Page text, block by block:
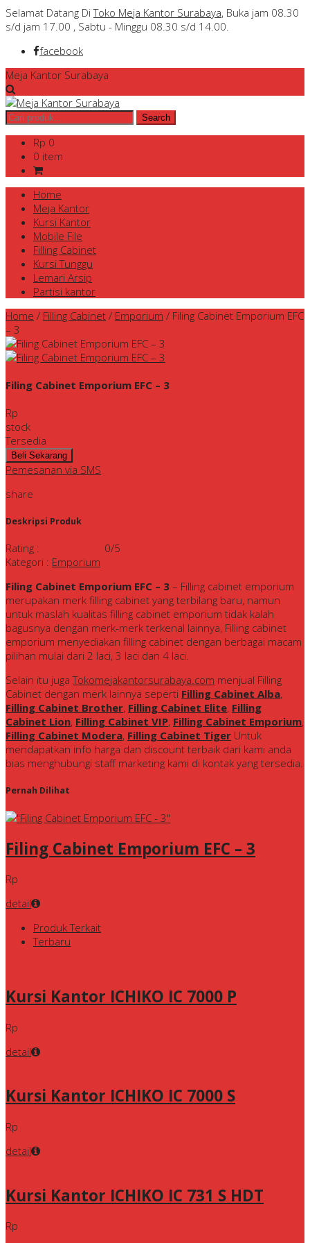
Selamat Datang DiToko Meja Kantor Surabaya, Buka jam 08.30
s/d jam 17.00 , Sabtu - Minggu 08.30 s/d 14.00.
facebook
Meja Kantor Surabaya
Rp 0
0 item
Home
Meja Kantor
Kursi Kantor
Mobile File
Filling Cabinet
Kursi Tunggu
Lemari Arsip
Partisi kantor
Home / Filling Cabinet / Emporium / Filing Cabinet Emporium EFC
– 3
Filing Cabinet Emporium EFC – 3
Rp
stock
Tersedia
Pemesanan via SMS
share
Deskripsi Produk
Rating : 0/5
Kategori : Emporium
Filing Cabinet Emporium EFC – 3 – Filling cabinet emporium
merupakan merk filling cabinet yang terbilang baru, namun
untuk maslah kualitas filling cabinet emporium tidak kalah
bagusnya dengan merk-merk terkenal lainnya, Filling cabinet
emporium menyediakan filling cabinet dengan berbagai macam
pilihan mulai dari 2 laci, 3 laci dan 4 laci.
Selain itu jugaTokomejakantorsurabaya.com menjual Filling
Cabinet dengan merk lainnya seperti Filling Cabinet Alba,
Filling Cabinet Brother, Filling Cabinet Elite, Filling
Cabinet Lion, Filling Cabinet VIP, Filling Cabinet Emporium,
Filling Cabinet Modera, Filling Cabinet Tiger Untuk
mendapatkan info harga dan discount terbaik dari kami anda
bias menghubungi staff marketing kami di kontak yang tersedia.
Pernah Dilihat
Filing Cabinet Emporium EFC – 3
Rp
detail
Produk Terkait
Terbaru
Kursi Kantor ICHIKO IC 7000 P
Rp
detail
Kursi Kantor ICHIKO IC 7000 S
Rp
detail
Kursi Kantor ICHIKO IC 731 S HDT
Rp